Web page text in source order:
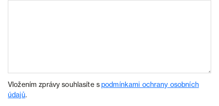
Vložením zprávy souhlasíte spodmínkami ochrany osobních
údajů.